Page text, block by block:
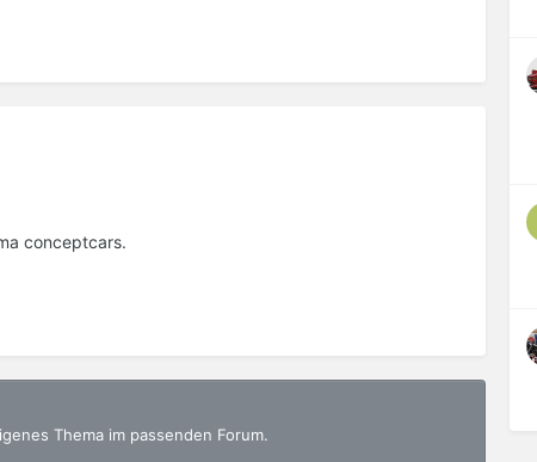
conceptcars.
Thema im passenden Forum.